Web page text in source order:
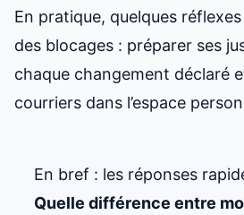
En pratique, quelques
des blocages : préparer ses
chaque changement déclaré
courriers dans l’espace
En bref : les réponses
Quelle différence entre